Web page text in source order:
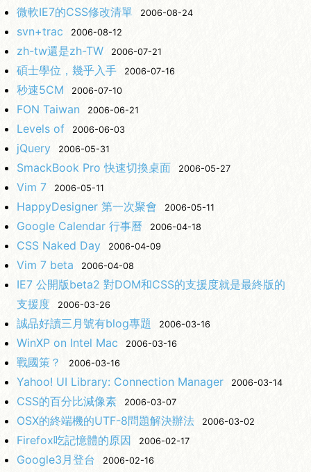
微軟IE7的CSS修改清單 2006-08-24
svn+trac 2006-08-12
zh-tw還是zh-TW 2006-07-21
碩士學位，幾乎入手 2006-07-16
秒速5CM 2006-07-10
FON Taiwan 2006-06-21
Levels of 2006-06-03
jQuery 2006-05-31
SmackBook Pro 快速切換桌面 2006-05-27
Vim 7 2006-05-11
HappyDesigner 第一次聚會 2006-05-11
Google Calendar 行事曆 2006-04-18
CSS Naked Day 2006-04-09
Vim 7 beta 2006-04-08
IE7 公開版beta2 對DOM和CSS的支援度就是最終版的
支援度
2006-03-26
誠品好讀三月號有blog專題 2006-03-16
WinXP on Intel Mac 2006-03-16
戰國策？ 2006-03-16
Yahoo! UI Library: Connection Manager 2006-03-14
CSS的百分比減像素 2006-03-07
OSX的終端機的UTF-8問題解決辦法 2006-03-02
Firefox吃記憶體的原因 2006-02-17
Google3月登台 2006-02-16